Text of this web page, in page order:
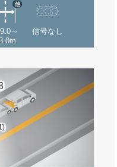
～
他
信号なし